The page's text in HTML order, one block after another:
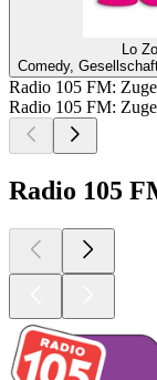
Lo
Comedy,
Radio 105 FM:
Radio 105 FM:
Radio 105